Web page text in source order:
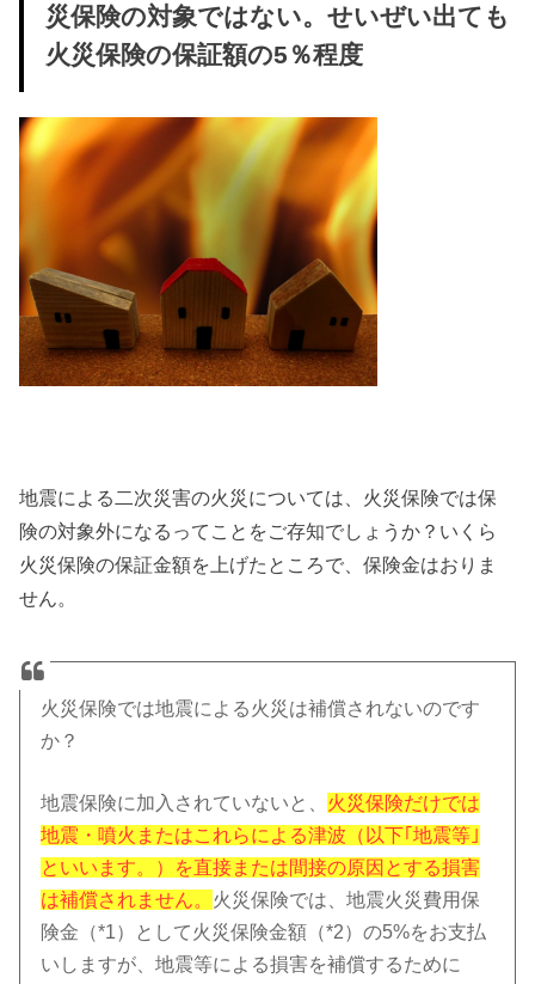
災保険の対象ではない。せいぜい出ても
火災保険の保証額の5％程度
地震による二次災害の火災については、火災保険では保
険の対象外になるってことをご存知でしょうか？いくら
火災保険の保証金額を上げたところで、保険金はおりま
せん。
火災保険では地震による火災は補償されないのです
か？
地震保険に加入されていないと、 火災保険だけでは
地震・噴火またはこれらによる津波（以下｢地震等｣
といいます。）を直接または間接の原因とする損害
は補償されません。
火災保険では、地震火災費用保
険金（*1）として火災保険金額（*2）の5%をお支払
いしますが、地震等による損害を補償するために